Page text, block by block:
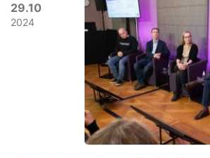
29.10
2024